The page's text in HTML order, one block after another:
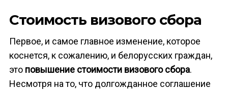
Стоимость визового сбора
Первое, и самое главное изменение, которое
коснется, к сожалению, и белорусских граждан,
это повышение стоимости визового сбора.
Несмотря на то, что долгожданное соглашение